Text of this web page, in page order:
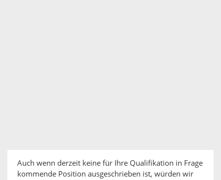
Auch wenn derzeit keine für Ihre Qualifikation in Frage
kommende Position ausgeschrieben ist, würden wir